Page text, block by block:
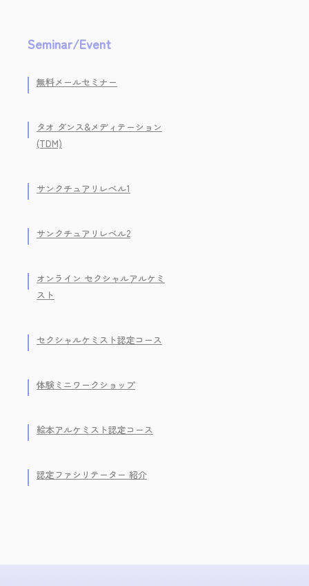
Seminar/Event
無料メールセミナー
タオ ダンス&メディテーション
(TDM)
サンクチュアリレベル1
サンクチュアリレベル2
オンライン セクシャルアルケミ
スト
セクシャルケミスト認定コース
体験ミニワークショップ
絵本アルケミスト認定コース
認定ファシリテーター 紹介